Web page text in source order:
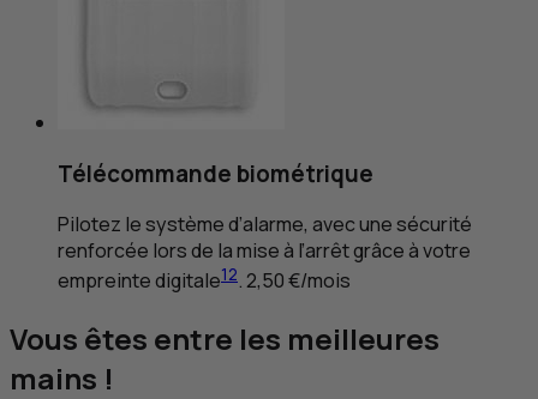
Télécommande biométrique
Pilotez le système d’alarme, avec une sécurité
renforcée lors de la mise à l’arrêt grâce à votre
empreinte digitale12. 2,50 €/mois
Vous êtes entre les meilleures
mains !